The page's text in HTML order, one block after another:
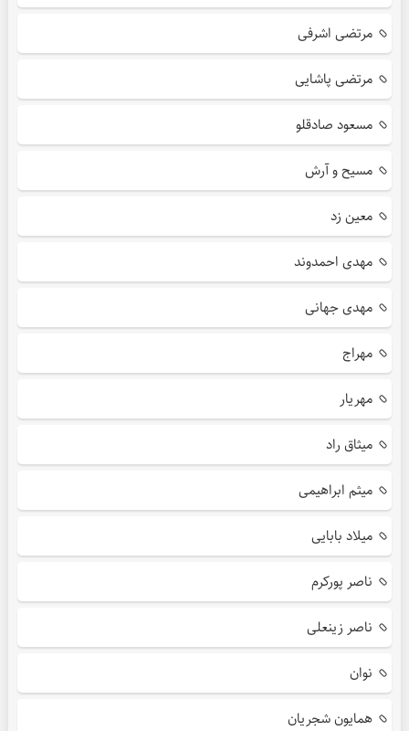
مرتضی اشرفی
مرتضی پاشایی
مسعود صادقلو
مسیح و آرش
معین زد
مهدی احمدوند
مهدی جهانی
مهراج
مهریار
میثاق راد
میثم ابراهیمی
میلاد بابایی
ناصر پورکرم
ناصر زینعلی
نوان
همایون شجریان